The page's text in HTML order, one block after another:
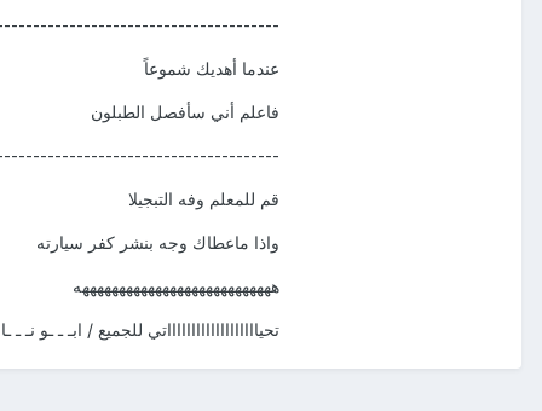
عندما أهديك شموعاً
فاعلم أني سأفصل الطبلون
قم للمعلم وفه التبجيلا
واذا ماعطاك وجه بنشر كفر سيارته
هههههههههههههههههههههههههههه
تحياااااااااااااااااااتي للجميع / ابـ ـ ـو نـ ـ